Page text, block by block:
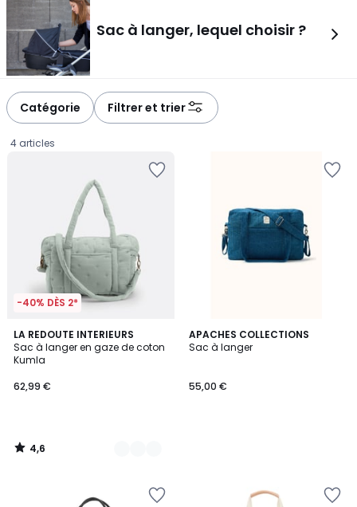
gauche
droite
Sac à langer, lequel choisir ?
Catégorie Filtrer et trier
4 articles
-40% DÈS 2*
LA REDOUTE INTERIEURS
Sac à langer en gaze de coton
Kumla
€.
62,99 €
4,6
/ 5
3
Couleurs
4,6
/
APACHES COLLECTIONS
Sac à langer
55,00 €